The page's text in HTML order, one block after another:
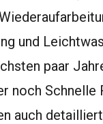
und
paar
noch
auch